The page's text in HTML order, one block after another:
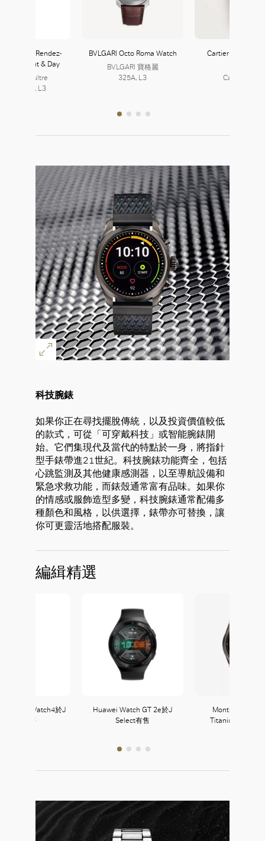
LeCoultre Rendez-
Night & Day
LeCoultre
L3 | 327, L3
BVLGARI Octo Roma Watch
BVLGARI 寶格麗
325A, L3
Cartier Tank
Cartier 卡地
科技腕錶
如果你正在尋找擺脫傳統，以及投資價值較低
的款式，可從「可穿戴科技」或智能腕錶開
始。它們集現代及當代的特點於一身，將指針
型手錶帶進21世紀。科技腕錶功能齊全，包括
心跳監測及其他健康感測器，以至導航設備和
緊急求救功能，而錶殼通常富有品味。如果你
的情感或服飾造型多變，科技腕錶通常配備多
種顏色和風格，以供選擇，錶帶亦可替換，讓
你可更靈活地搭配服裝。
編緝精選
Galaxy Watch4於J
Select有售
Huawei Watch GT 2e於J
Select有售
Montblanc
Titanium Sport
好